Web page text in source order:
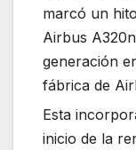
marcó un
Airbus
generación
fábrica de
Esta
inicio de la